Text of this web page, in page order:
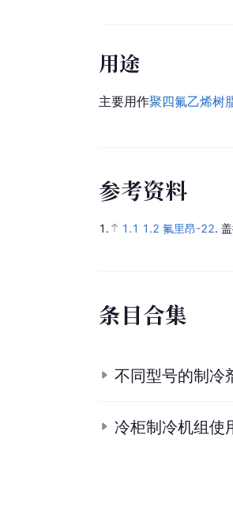
用途
主要用作聚四氟乙烯树
参考资料
1. 1.1 1.2 氟里昂-22.
条目合集
不同型号的制冷
冷柜制冷机组使